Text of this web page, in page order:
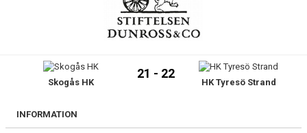
KONTAKT
Skogås HK
21 - 22
HK Tyresö Strand
INFORMATION